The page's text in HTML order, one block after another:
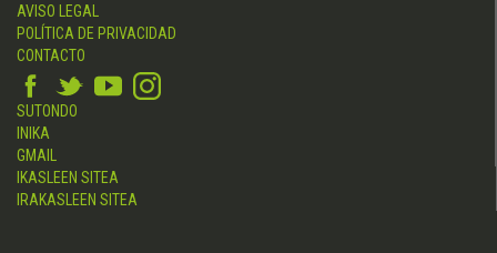
AVISO LEGAL
POLÍTICA DE PRIVACIDAD
CONTACTO
SUTONDO
INIKA
GMAIL
IKASLEEN SITEA
IRAKASLEEN SITEA